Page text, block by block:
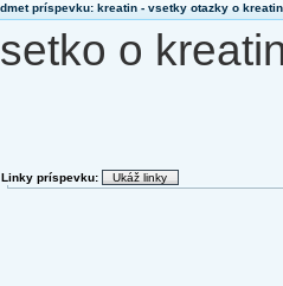
príspevku: kreatin - vsetky otazky o
o
Linky príspevku: